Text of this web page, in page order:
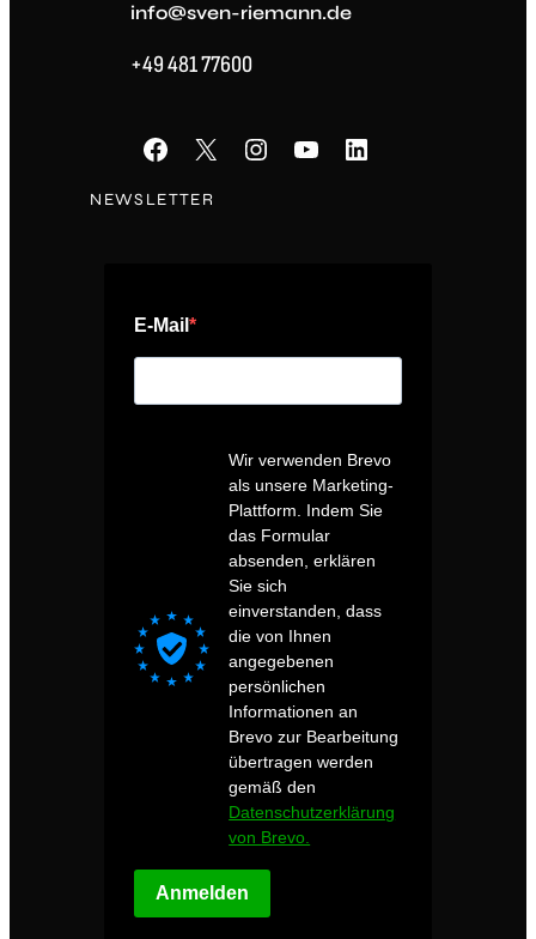
info@sven-riemann.de
+49 481 77600
Facebook X Instagram YouTube LinkedIn
NEWSLETTER
E-Mail
Wir verwenden Brevo
als unsere Marketing-
Plattform. Indem Sie
das Formular
absenden, erklären
Sie sich
einverstanden, dass
die von Ihnen
angegebenen
persönlichen
Informationen an
Brevo zur Bearbeitung
übertragen werden
gemäß den
Datenschutzerklärung
von Brevo.
Anmelden